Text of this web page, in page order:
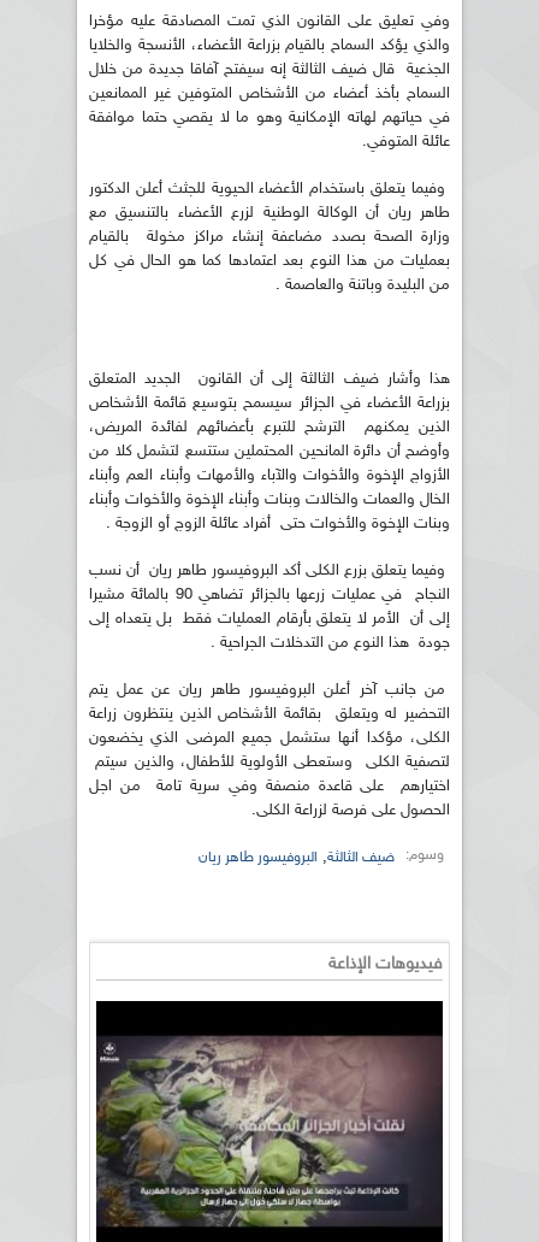
وفي تعليق على القانون الذي تمت المصادقة عليه مؤخرا
والذي يؤكد السماح بالقيام بزراعة الأعضاء، الأنسجة والخلايا
الجذعية قال ضيف الثالثة إنه سيفتح آفاقا جديدة من خلال
السماح بأخذ أعضاء من الأشخاص المتوفين غير الممانعين
في حياتهم لهاته الإمكانية وهو ما لا يقصي حتما موافقة
عائلة المتوفي.
وفيما يتعلق باستخدام الأعضاء الحيوية للجثث أعلن الدكتور
طاهر ريان أن الوكالة الوطنية لزرع الأعضاء بالتنسيق مع
وزارة الصحة بصدد مضاعفة إنشاء مراكز مخولة بالقيام
بعمليات من هذا النوع بعد اعتمادها كما هو الحال في كل
من البليدة وباتنة والعاصمة .
هذا وأشار ضيف الثالثة إلى أن القانون الجديد المتعلق
بزراعة الأعضاء في الجزائر سيسمح بتوسيع قائمة الأشخاص
الذين يمكنهم الترشح للتبرع بأعضائهم لفائدة المريض،
وأوضح أن دائرة المانحين المحتملين ستتسع لتشمل كلا من
الأزواج الإخوة والأخوات والآباء والأمهات وأبناء العم وأبناء
الخال والعمات والخالات وبنات وأبناء الإخوة والأخوات وأبناء
وبنات الإخوة والأخوات حتى أفراد عائلة الزوج أو الزوجة .
وفيما يتعلق بزرع الكلى أكد البروفيسور طاهر ريان أن نسب
النجاح في عمليات زرعها بالجزائر تضاهي 90 بالمائة مشيرا
إلى أن الأمر لا يتعلق بأرقام العمليات فقط بل يتعداه إلى
جودة هذا النوع من التدخلات الجراحية .
من جانب آخر أعلن البروفيسور طاهر ريان عن عمل يتم
التحضير له ويتعلق بقائمة الأشخاص الذين ينتظرون زراعة
الكلى، مؤكدا أنها ستشمل جميع المرضى الذي يخضعون
لتصفية الكلى وستعطى الأولوية للأطفال، والذين سيتم
اختيارهم على قاعدة منصفة وفي سرية تامة من اجل
الحصول على فرصة لزراعة الكلى.
وسوم: ضيف الثالثة, البروفيسور طاهر ريان
فيديوهات الإذاعة